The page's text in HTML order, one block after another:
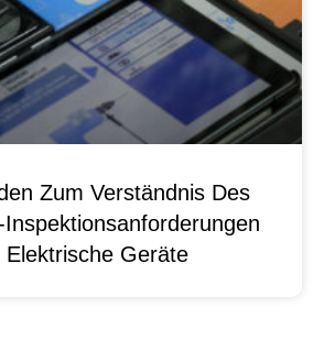
Zum Verständnis Des
Elektrische Geräte